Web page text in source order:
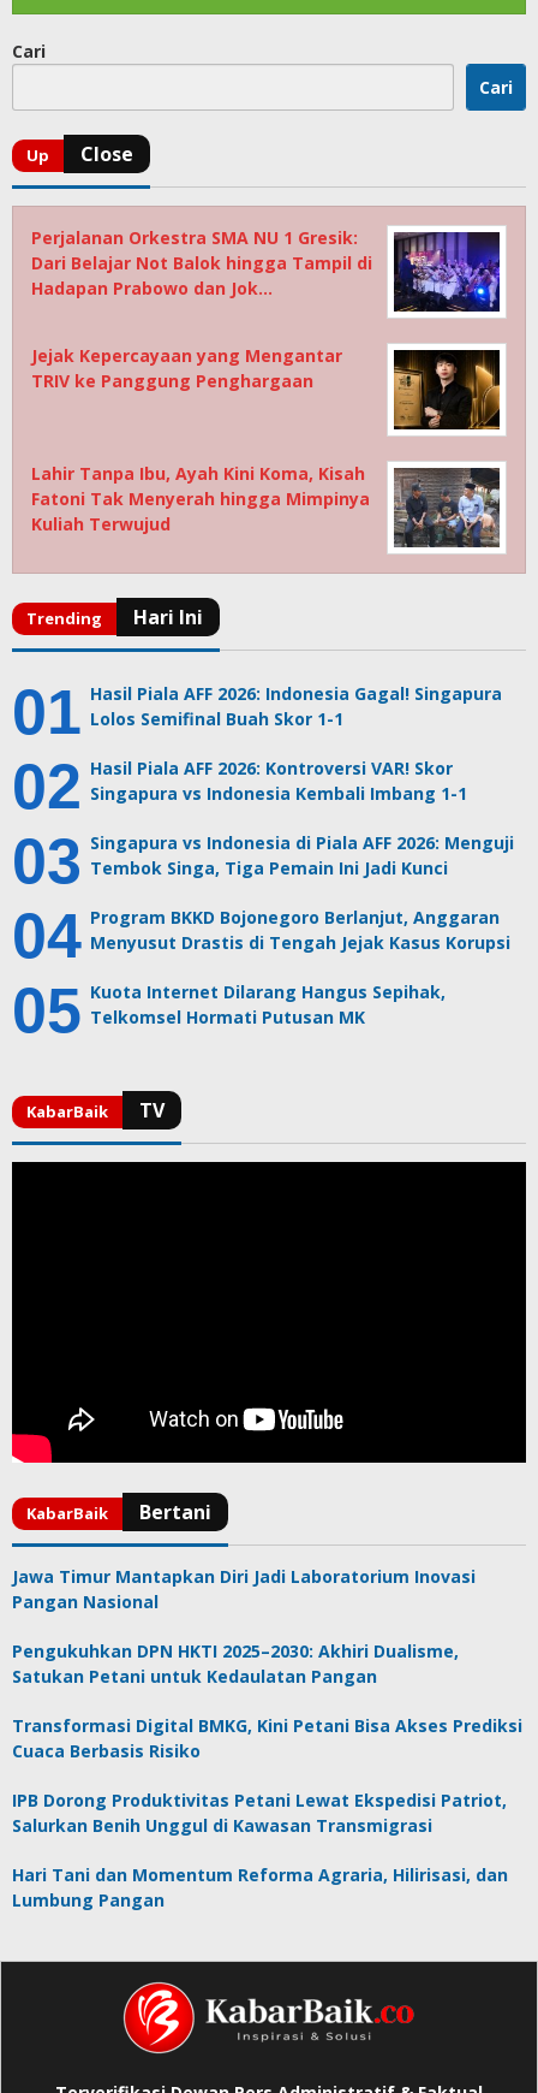
Cari
Cari
Perjalanan Orkestra SMA NU 1 Gresik:
Dari Belajar Not Balok hingga Tampil di
Hadapan Prabowo dan Jok…
Jejak Kepercayaan yang Mengantar
TRIV ke Panggung Penghargaan
Lahir Tanpa Ibu, Ayah Kini Koma, Kisah
Fatoni Tak Menyerah hingga Mimpinya
Kuliah Terwujud
Hasil Piala AFF 2026: Indonesia Gagal! Singapura
Lolos Semifinal Buah Skor 1-1
Hasil Piala AFF 2026: Kontroversi VAR! Skor
Singapura vs Indonesia Kembali Imbang 1-1
Singapura vs Indonesia di Piala AFF 2026: Menguji
Tembok Singa, Tiga Pemain Ini Jadi Kunci
Program BKKD Bojonegoro Berlanjut, Anggaran
Menyusut Drastis di Tengah Jejak Kasus Korupsi
Kuota Internet Dilarang Hangus Sepihak,
Telkomsel Hormati Putusan MK
Jawa Timur Mantapkan Diri Jadi Laboratorium Inovasi
Pangan Nasional
Pengukuhkan DPN HKTI 2025–2030: Akhiri Dualisme,
Satukan Petani untuk Kedaulatan Pangan
Transformasi Digital BMKG, Kini Petani Bisa Akses Prediksi
Cuaca Berbasis Risiko
IPB Dorong Produktivitas Petani Lewat Ekspedisi Patriot,
Salurkan Benih Unggul di Kawasan Transmigrasi
Hari Tani dan Momentum Reforma Agraria, Hilirisasi, dan
Lumbung Pangan